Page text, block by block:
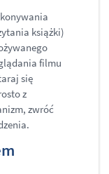
książki)
filmu
się
z
zwróć